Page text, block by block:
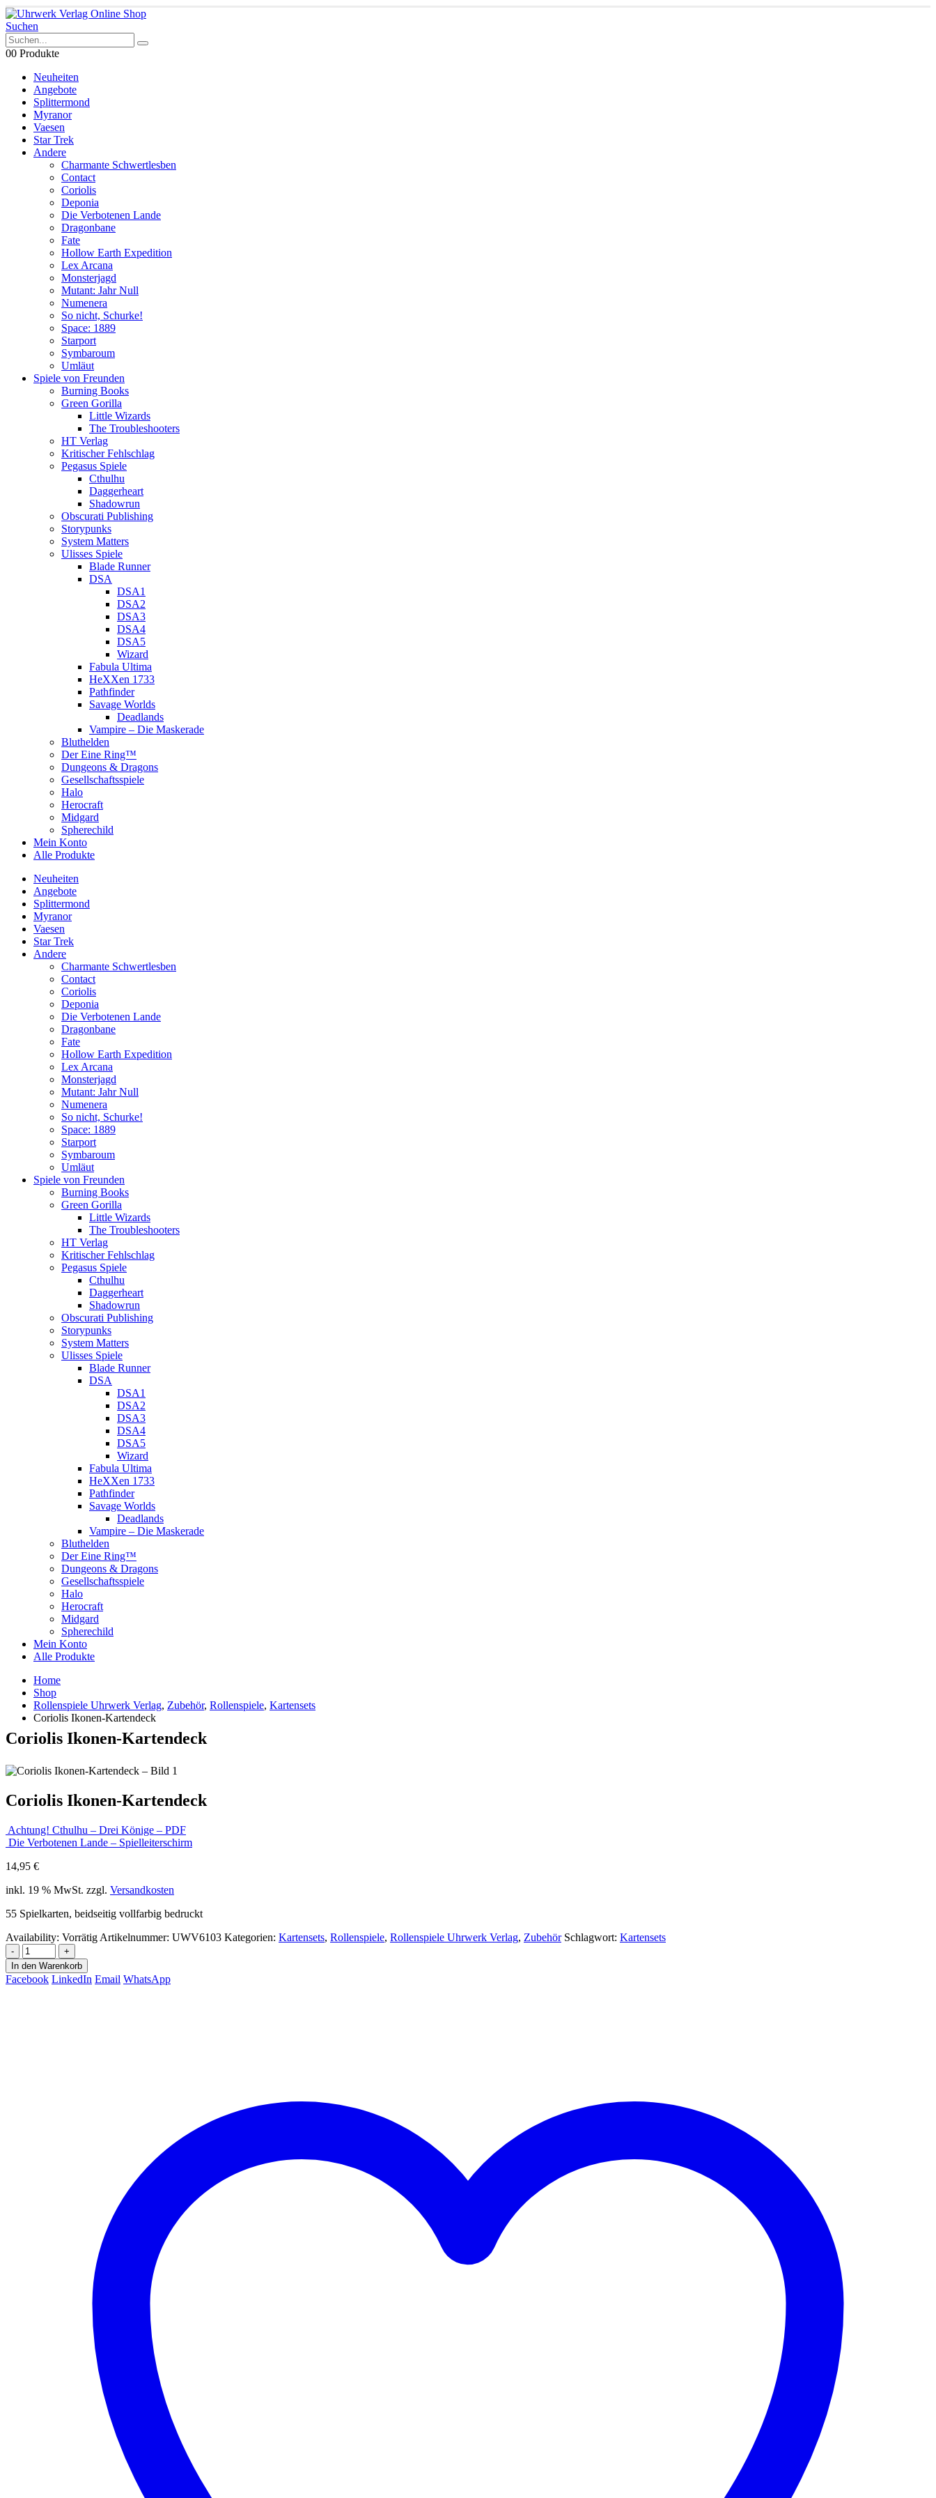
Suchen
00 Produkte
Neuheiten
Angebote
Splittermond
Myranor
Vaesen
Star Trek
Andere
Charmante Schwertlesben
Contact
Coriolis
Deponia
Die Verbotenen Lande
Dragonbane
Fate
Hollow Earth Expedition
Lex Arcana
Monsterjagd
Mutant: Jahr Null
Numenera
So nicht, Schurke!
Space: 1889
Starport
Symbaroum
Umläut
Spiele von Freunden
Burning Books
Green Gorilla
Little Wizards
The Troubleshooters
HT Verlag
Kritischer Fehlschlag
Pegasus Spiele
Cthulhu
Daggerheart
Shadowrun
Obscurati Publishing
Storypunks
System Matters
Ulisses Spiele
Blade Runner
DSA
DSA1
DSA2
DSA3
DSA4
DSA5
Wizard
Fabula Ultima
HeXXen 1733
Pathfinder
Savage Worlds
Deadlands
Vampire – Die Maskerade
Bluthelden
Der Eine Ring™
Dungeons & Dragons
Gesellschaftsspiele
Halo
Herocraft
Midgard
Spherechild
Mein Konto
Alle Produkte
Neuheiten
Angebote
Splittermond
Myranor
Vaesen
Star Trek
Andere
Charmante Schwertlesben
Contact
Coriolis
Deponia
Die Verbotenen Lande
Dragonbane
Fate
Hollow Earth Expedition
Lex Arcana
Monsterjagd
Mutant: Jahr Null
Numenera
So nicht, Schurke!
Space: 1889
Starport
Symbaroum
Umläut
Spiele von Freunden
Burning Books
Green Gorilla
Little Wizards
The Troubleshooters
HT Verlag
Kritischer Fehlschlag
Pegasus Spiele
Cthulhu
Daggerheart
Shadowrun
Obscurati Publishing
Storypunks
System Matters
Ulisses Spiele
Blade Runner
DSA
DSA1
DSA2
DSA3
DSA4
DSA5
Wizard
Fabula Ultima
HeXXen 1733
Pathfinder
Savage Worlds
Deadlands
Vampire – Die Maskerade
Bluthelden
Der Eine Ring™
Dungeons & Dragons
Gesellschaftsspiele
Halo
Herocraft
Midgard
Spherechild
Mein Konto
Alle Produkte
Home
Shop
Rollenspiele Uhrwerk Verlag, Zubehör, Rollenspiele, Kartensets
Coriolis Ikonen-Kartendeck
Coriolis Ikonen-Kartendeck
Coriolis Ikonen-Kartendeck
Achtung! Cthulhu – Drei Könige – PDF
Die Verbotenen Lande – Spielleiterschirm
14,95 €
inkl. 19 % MwSt. zzgl. Versandkosten
55 Spielkarten, beidseitig vollfarbig bedruckt
Availability: Vorrätig Artikelnummer: UWV6103 Kategorien: Kartensets, Rollenspiele, Rollenspiele Uhrwerk Verlag, Zubehör Schlagwort: Kartensets
-
+
In den Warenkorb
Facebook LinkedIn Email WhatsApp